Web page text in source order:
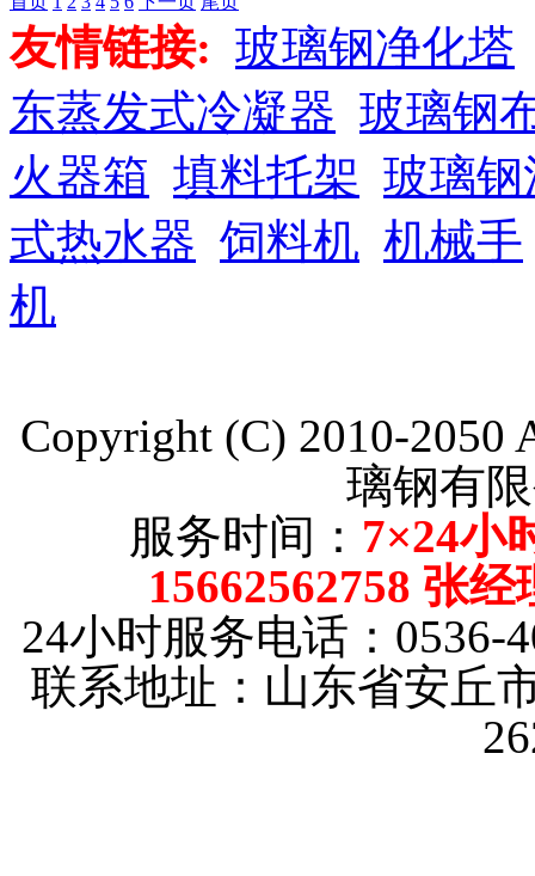
友情链接: 玻璃钢净化塔
东蒸发式冷凝器 玻璃钢
火器箱 填料托架 玻璃
式热水器 饲料机 机械手
机
Copyright (C) 2010-2050
璃钢有
服务时间： 7×24小
15662562758 张
24小时服务电话：
联系地址：山东省安丘